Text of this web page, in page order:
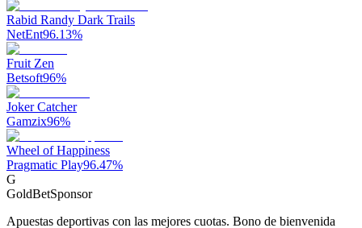
Rabid Randy Dark Trails
NetEnt96.13%
Fruit Zen
Betsoft96%
Joker Catcher
Gamzix96%
Wheel of Happiness
Pragmatic Play96.47%
G
GoldBetSponsor
Apuestas deportivas con las mejores cuotas. Bono de bienvenida